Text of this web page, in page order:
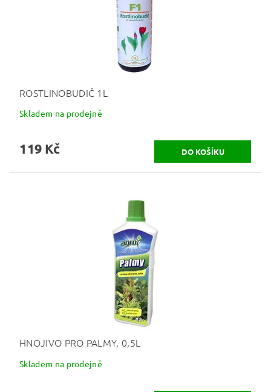
ROSTLINOBUDIČ 1L
Skladem na prodejně
119 Kč
HNOJIVO PRO PALMY, 0,5L
Skladem na prodejně